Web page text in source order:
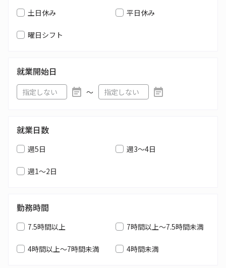
土日休み 平日休み
曜日シフト
就業開始日
〜
就業日数
週5日 週3～4日
週1～2日
勤務時間
7.5時間以上 7時間以上～7.5時間未満
4時間以上～7時間未満 4時間未満